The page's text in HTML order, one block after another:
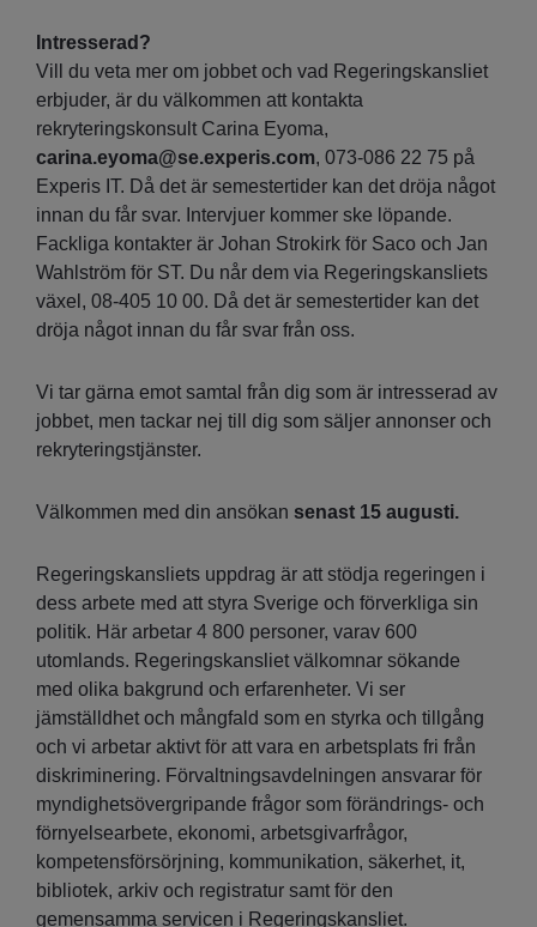
Intresserad?
Vill du veta mer om jobbet och vad Regeringskansliet
erbjuder, är du välkommen att kontakta
rekryteringskonsult Carina Eyoma,
carina.eyoma@se.experis.com, 073-086 22 75 på
Experis IT. Då det är semestertider kan det dröja något
innan du får svar. Intervjuer kommer ske löpande.
Fackliga kontakter är Johan Strokirk för Saco och Jan
Wahlström för ST. Du når dem via Regeringskansliets
växel, 08-405 10 00. Då det är semestertider kan det
dröja något innan du får svar från oss.
Vi tar gärna emot samtal från dig som är intresserad av
jobbet, men tackar nej till dig som säljer annonser och
rekryteringstjänster.
Välkommen med din ansökan senast 15 augusti.
Regeringskansliets uppdrag är att stödja regeringen i
dess arbete med att styra Sverige och förverkliga sin
politik. Här arbetar 4 800 personer, varav 600
utomlands. Regeringskansliet välkomnar sökande
med olika bakgrund och erfarenheter. Vi ser
jämställdhet och mångfald som en styrka och tillgång
och vi arbetar aktivt för att vara en arbetsplats fri från
diskriminering. Förvaltningsavdelningen ansvarar för
myndighetsövergripande frågor som förändrings- och
förnyelsearbete, ekonomi, arbetsgivarfrågor,
kompetensförsörjning, kommunikation, säkerhet, it,
bibliotek, arkiv och registratur samt för den
gemensamma servicen i Regeringskansliet.